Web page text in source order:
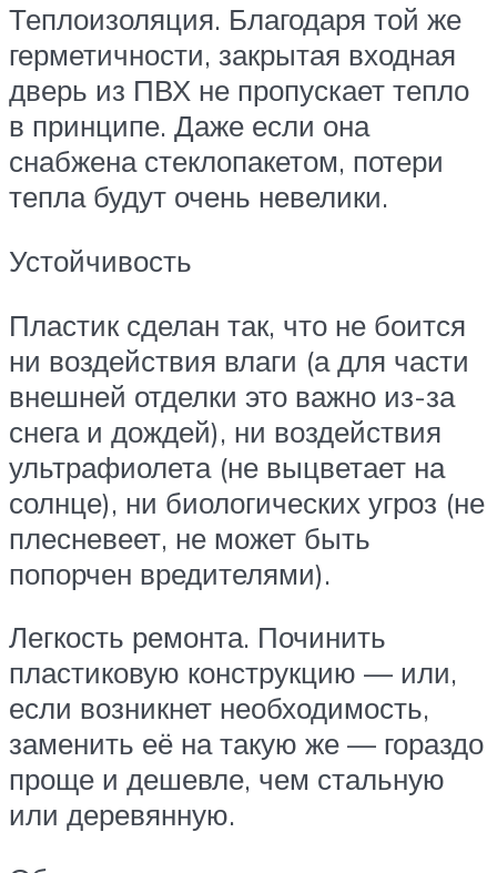
Теплоизоляция. Благодаря той же
герметичности, закрытая входная
дверь из ПВХ не пропускает тепло
в принципе. Даже если она
снабжена стеклопакетом, потери
тепла будут очень невелики.
Устойчивость
Пластик сделан так, что не боится
ни воздействия влаги (а для части
внешней отделки это важно из-за
снега и дождей), ни воздействия
ультрафиолета (не выцветает на
солнце), ни биологических угроз (не
плесневеет, не может быть
попорчен вредителями).
Легкость ремонта. Починить
пластиковую конструкцию — или,
если возникнет необходимость,
заменить её на такую же — гораздо
проще и дешевле, чем стальную
или деревянную.